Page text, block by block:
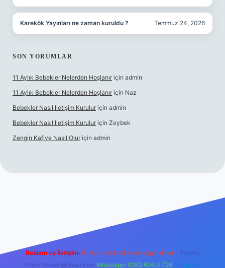
Karekök Yayınları ne zaman kuruldu ? Temmuz 24, 2026
SON YORUMLAR
11 Aylık Bebekler Nelerden Hoşlanır için admin
11 Aylık Bebekler Nelerden Hoşlanır için Naz
Bebekler Nasıl Iletişim Kurulur için admin
Bebekler Nasıl Iletişim Kurulur için Zeybek
Zengin Kafiye Nasıl Olur için admin
Reklam ve İletişim: E-mail: backlinkpaneli@gmail.com Teams:
forumhizmeti@gmail.com Whatsapp: 0262 606 0 726 Telegram: